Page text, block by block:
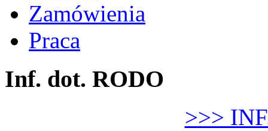
Zamówienia
Praca
Inf. dot. RODO
>>>